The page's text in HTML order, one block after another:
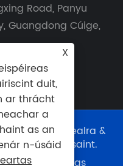
Road, Panyu
Guangdong Cúige,
Eurkay Innealra &
ceart ar cosaint.
X
duit,
ar thrácht
a
as an
n-úsáid